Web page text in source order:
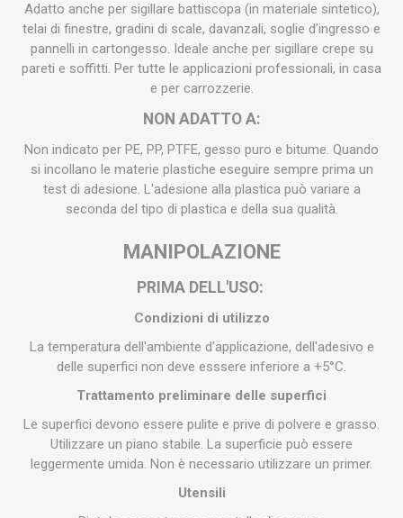
Adatto anche per sigillare battiscopa (in materiale sintetico),
telai di finestre, gradini di scale, davanzali, soglie d’ingresso e
pannelli in cartongesso. Ideale anche per sigillare crepe su
pareti e soffitti. Per tutte le applicazioni professionali, in casa
e per carrozzerie.
NON ADATTO A:
Non indicato per PE, PP, PTFE, gesso puro e bitume. Quando
si incollano le materie plastiche eseguire sempre prima un
test di adesione. L'adesione alla plastica può variare a
seconda del tipo di plastica e della sua qualità.
MANIPOLAZIONE
PRIMA DELL'USO:
Condizioni di utilizzo
La temperatura dell'ambiente d'applicazione, dell'adesivo e
delle superfici non deve esssere inferiore a +5°C.
Trattamento preliminare delle superfici
Le superfici devono essere pulite e prive di polvere e grasso.
Utilizzare un piano stabile. La superficie può essere
leggermente umida. Non è necessario utilizzare un primer.
Utensili